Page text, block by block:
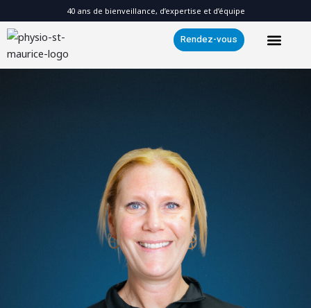
to
content
40 ans de bienveillance, d’expertise et d’équipe
Rendez-vous